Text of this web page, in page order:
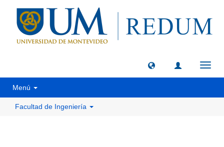
Menú
Facultad de Ingeniería